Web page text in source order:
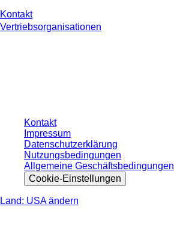
Kontakt
Vertriebsorganisationen
Kontakt
Impressum
Datenschutzerklärung
Nutzungsbedingungen
Allgemeine Geschäftsbedingungen
Cookie-Einstellungen
Land: USA ändern